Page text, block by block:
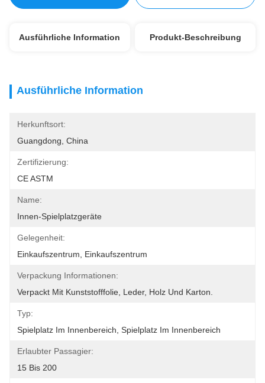
Ausführliche Information Produkt-Beschreibung
Ausführliche Information
Herkunftsort:
Guangdong, China
Zertifizierung:
CE ASTM
Name:
Innen-Spielplatzgeräte
Gelegenheit:
Einkaufszentrum, Einkaufszentrum
Verpackung Informationen:
Verpackt Mit Kunststofffolie, Leder, Holz Und Karton.
Typ:
Spielplatz Im Innenbereich, Spielplatz Im Innenbereich
Erlaubter Passagier:
15 Bis 200